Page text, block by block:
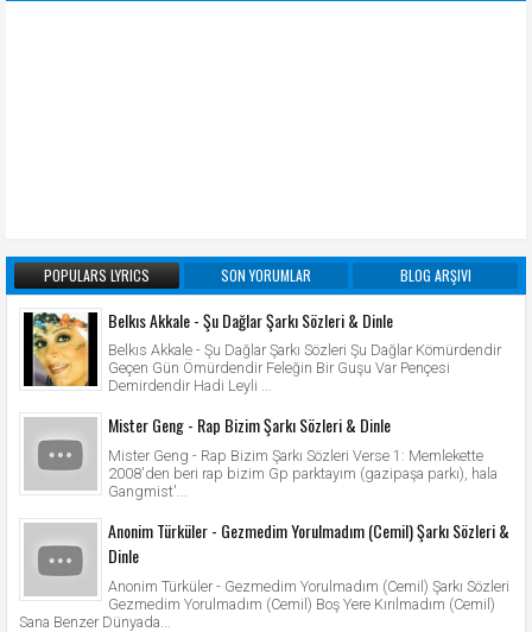
POPULARS LYRICS SON YORUMLAR BLOG ARŞIVI
Belkıs Akkale - Şu Dağlar Şarkı Sözleri & Dinle
Belkıs Akkale - Şu Dağlar Şarkı Sözleri Şu Dağlar Kömürdendir
Geçen Gün Ömürdendir Feleğin Bir Guşu Var Pençesi
Demirdendir Hadi Leyli ...
Mister Geng - Rap Bizim Şarkı Sözleri & Dinle
Mister Geng - Rap Bizim Şarkı Sözleri Verse 1: Memlekette
2008'den beri rap bizim Gp parktayım (gazipaşa parkı), hala
Gangmist'...
Anonim Türküler - Gezmedim Yorulmadım (Cemil) Şarkı Sözleri &
Dinle
Anonim Türküler - Gezmedim Yorulmadım (Cemil) Şarkı Sözleri
Gezmedim Yorulmadım (Cemil) Boş Yere Kırılmadım (Cemil)
Sana Benzer Dünyada...